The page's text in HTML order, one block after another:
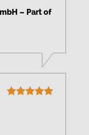
– Part of